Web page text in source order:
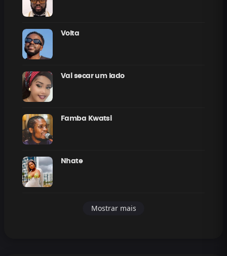
Volta
Vai secar um lado
Famba Kwatsi
Nhate
Mostrar mais